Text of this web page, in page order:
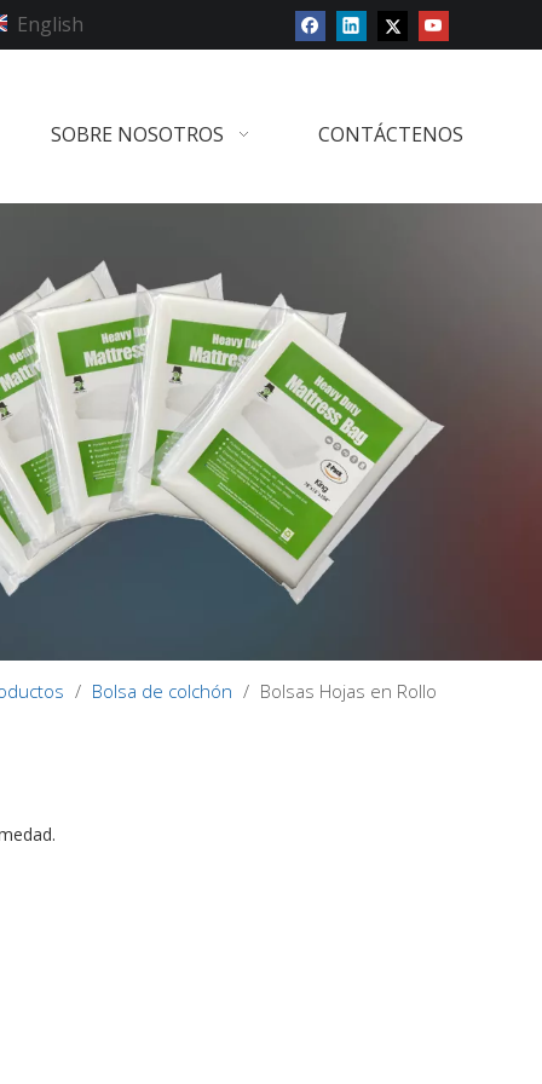
English
SOBRE NOSOTROS CONTÁCTENOS
/ Bolsa de colchón / Bolsas Hojas en Rollo